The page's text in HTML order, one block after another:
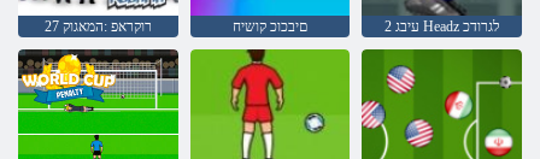
27 רוקראפ :המאגוק םיבכוכ קושיח 2 עיבג Headz לגרודכ